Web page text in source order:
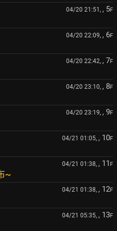
04/20 21:51, , 5F
04/20 22:09, , 6F
04/20 22:42, , 7F
04/20 23:10, , 8F
04/20 23:19, , 9F
04/21 01:05, , 10F
04/21 01:38, , 11 F
~
04/21 01:38, , 12F
04/21 05:35, , 13F